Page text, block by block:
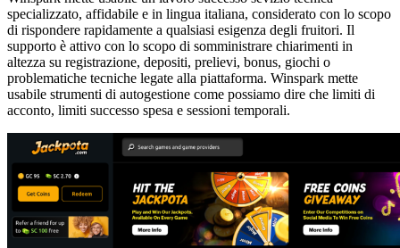
specializzato, affidabile e in lingua italiana, considerato con lo scopo
di rispondere rapidamente a qualsiasi esigenza degli fruitori. Il
supporto è attivo con lo scopo di somministrare chiarimenti in
altezza su registrazione, depositi, prelievi, bonus, giochi o
problematiche tecniche legate alla piattaforma. Winspark mette
usabile strumenti di autogestione come possiamo dire che limiti di
acconto, limiti successo spesa e sessioni temporali.